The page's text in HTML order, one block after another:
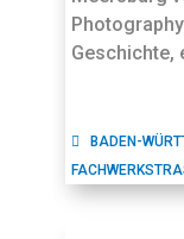
Geschichte,
BADEN-